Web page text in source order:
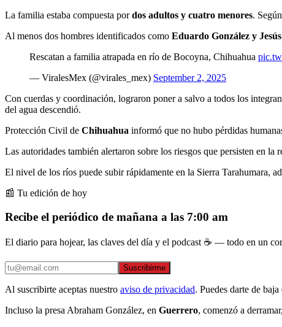
La familia estaba compuesta pordos adultos y cuatro menores.
Al menos dos hombres identificados como Eduardo González y
Rescatan a familia atrapada en río de Bocoyna, Chihuahua
— ViralesMex (@virales_mex) September 2, 2025
Con cuerdas y coordinación, lograron poner a salvo a todos los
del agua descendió.
Protección Civil de Chihuahua informó que no hubo pérdidas
Las autoridades también alertaron sobre los riesgos que persisten en la
El nivel de los ríos puede subir rápidamente en la Sierra Tarahumara,
📰 Tu edición de hoy
Recibe el periódico de mañana a las 7:00 am
El diario para hojear, las claves del día y el podcast ☕ — todo en un
Suscribirme
Al suscribirte aceptas nuestro aviso de privacidad. Puedes darte de
Incluso la presa Abraham González, en Guerrero, comenzó a